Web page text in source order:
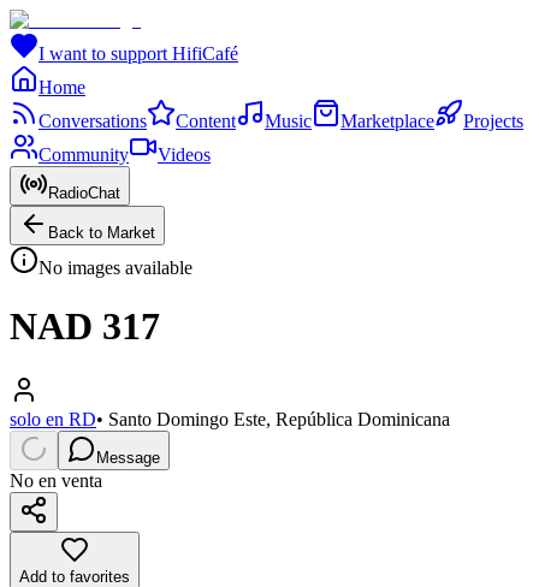
I want to support HifiCafé
Home
Conversations
Content Music Marketplace
Projects
Community
Videos
RadioChat
Back to Market
No images available
NAD 317
solo en RD• Santo Domingo Este, República Dominicana
Message
No en venta
Add to favorites